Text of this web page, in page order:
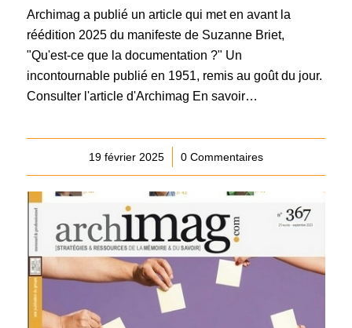
Archimag a publié un article qui met en avant la
réédition 2025 du manifeste de Suzanne Briet,
"Qu'est-ce que la documentation ?" Un
incontournable publié en 1951, remis au goût du jour.
Consulter l'article d'Archimag En savoir…
19 février 2025
/ 0 Commentaires